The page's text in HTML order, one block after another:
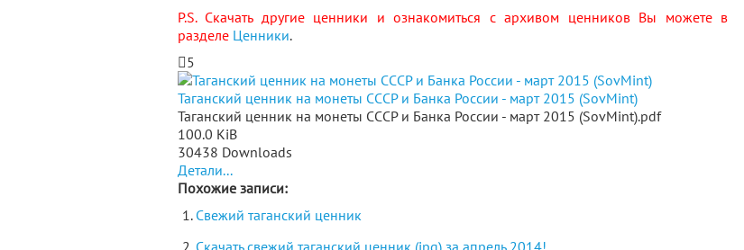
P.S. Скачать другие ценники и ознакомиться с архивом ценников Вы можете в
разделе Ценники.
5
Таганский ценник на монеты СССР и Банка России - март 2015 (SovMint)
Таганский ценник на монеты СССР и Банка России - март 2015 (SovMint).pdf
100.0 KiB
30438 Downloads
Детали...
Похожие записи:
Свежий таганский ценник
Скачать свежий таганский ценник (jpg) за апрель 2014!